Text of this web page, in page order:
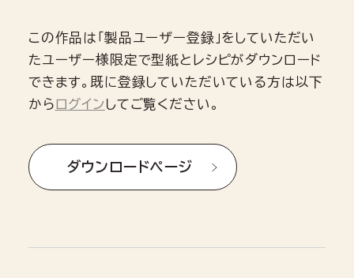
この作品は「製品ユーザー登録」をしていただい
たユーザー様限定で型紙とレシピがダウンロード
できます。既に登録していただいている方は以下
から ログイン してご覧ください。
ダウンロードページ